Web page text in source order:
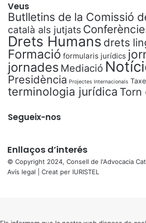
Veus
Butlletins de la Comissió
català als jutjats
Drets Humans drets
Formació formularis jurídics
jornades Mediació
Presidència Projectes Internacionals
terminologia jurídica Torn
Segueix-nos
Enllaços d’interés
© Copyright 2024, Consell de l'Advocacia
Avís legal | Creat per IURISTEL